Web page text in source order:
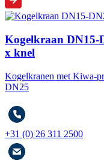
Kogelkraan DN15-
x knel
Kogelkranen met Kiwa-
DN25
+31 (0) 26 311 2500